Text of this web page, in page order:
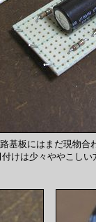
板にはまだ現物合
けは少々ややこしい